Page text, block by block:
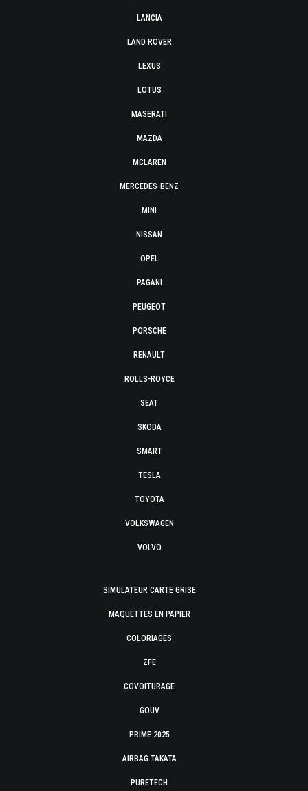
LANCIA
LAND ROVER
LEXUS
LOTUS
MASERATI
MAZDA
MCLAREN
MERCEDES-BENZ
MINI
NISSAN
OPEL
PAGANI
PEUGEOT
PORSCHE
RENAULT
ROLLS-ROYCE
SEAT
SKODA
SMART
TESLA
TOYOTA
VOLKSWAGEN
VOLVO
SIMULATEUR CARTE GRISE
MAQUETTES EN PAPIER
COLORIAGES
ZFE
COVOITURAGE
GOUV
PRIME 2025
AIRBAG TAKATA
PURETECH